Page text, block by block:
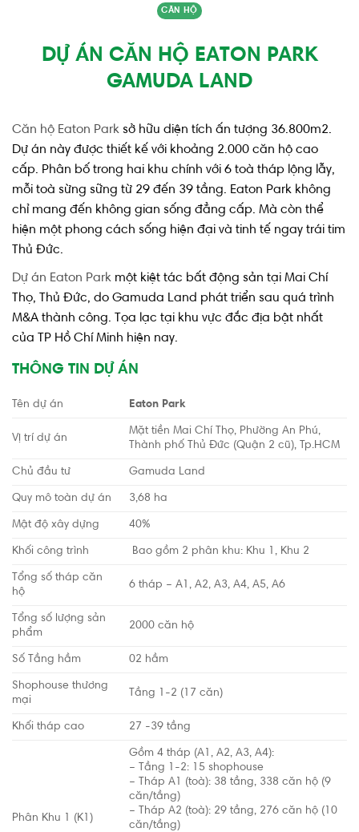
CĂN HỘ
DỰ ÁN CĂN HỘ EATON PARK
GAMUDA LAND
Căn hộ Eaton Park sở hữu diện tích ấn tượng 36.800m2.
Dự án này được thiết kế với khoảng 2.000 căn hộ cao
cấp. Phân bố trong hai khu chính với 6 toà tháp lộng lẫy,
mỗi toà sừng sững từ 29 đến 39 tầng. Eaton Park không
chỉ mang đến không gian sống đẳng cấp. Mà còn thể
hiện một phong cách sống hiện đại và tinh tế ngay trái tim
Thủ Đức.
Dự án Eaton Park một kiệt tác bất động sản tại Mai Chí
Thọ, Thủ Đức, do Gamuda Land phát triển sau quá trình
M&A thành công. Tọa lạc tại khu vực đắc địa bật nhất
của TP Hồ Chí Minh hiện nay.
THÔNG TIN DỰ ÁN
Tên dự án Eaton Park
Vị trí dự án
Mặt tiền Mai Chí Thọ, Phường An Phú,
Thành phố Thủ Đức (Quận 2 cũ), Tp.HCM
Chủ đầu tư Gamuda Land
Quy mô toàn dự án 3,68 ha
Mật độ xây dựng 40%
Khối công trình Bao gồm 2 phân khu: Khu 1, Khu 2
Tổng số tháp căn
hộ
6 tháp – A1, A2, A3, A4, A5, A6
Tổng số lượng sản
phẩm
2000 căn hộ
Số Tầng hầm 02 hầm
Shophouse thương
mại
Tầng 1-2 (17 căn)
Khối tháp cao 27 -39 tầng
Phân Khu 1 (K1)
Gồm 4 tháp (A1, A2, A3, A4):
– Tầng 1-2: 15 shophouse
– Tháp A1 (toà): 38 tầng, 338 căn hộ (9
căn/tầng)
– Tháp A2 (toà): 29 tầng, 276 căn hộ (10
căn/tầng)